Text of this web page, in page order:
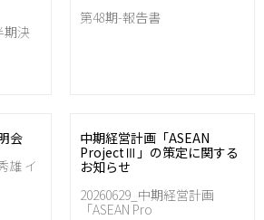
期決
第48期-報告書
会
雄 イ
中期経営計画「ASEAN
ProjectⅢ」の策定に関する
お知らせ
20260629_中期経営計画
「ASEAN Pro